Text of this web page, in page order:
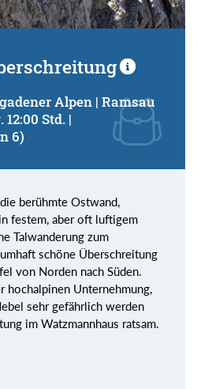
Alpen | Ramsau
Std. |
6)
berühmte Ostwand,
festem, aber oft luftigem
Talwanderung zum
schöne Überschreitung
von Norden nach Süden.
hochalpinen Unternehmung,
sehr gefährlich werden
im Watzmannhaus ratsam.